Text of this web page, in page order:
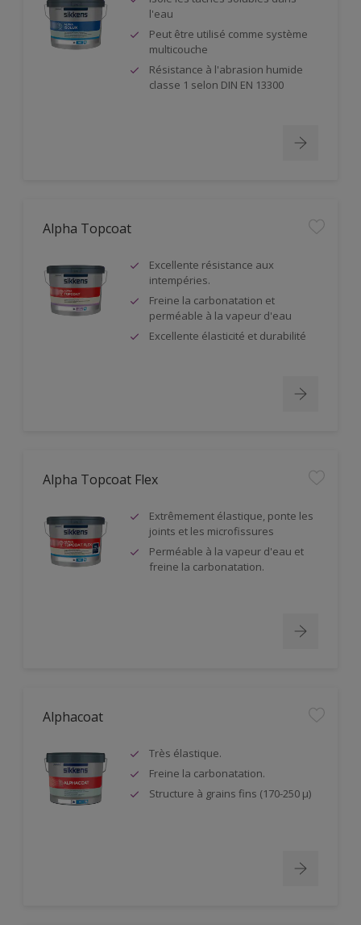
l'eau
Peut être utilisé comme système
multicouche
Résistance à l'abrasion humide
classe 1 selon DIN EN 13300
Alpha Topcoat
Excellente résistance aux
intempéries.
Freine la carbonatation et
perméable à la vapeur d'eau
Excellente élasticité et durabilité
Alpha Topcoat Flex
Extrêmement élastique, ponte les
joints et les microfissures
Perméable à la vapeur d'eau et
freine la carbonatation.
Alphacoat
Très élastique.
Freine la carbonatation.
Structure à grains fins (170-250 µ)